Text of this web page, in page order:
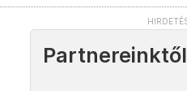
Partnereinktől